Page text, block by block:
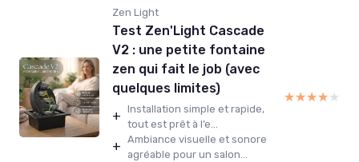
Zen Light
Test Zen'Light Cascade
V2 : une petite fontaine
zen qui fait le job (avec
quelques limites)
+ Installation simple et rapide,
tout est prêt à l’e...
+ Ambiance visuelle et sonore
agréable pour un salon...
★★★★★
★★★★★